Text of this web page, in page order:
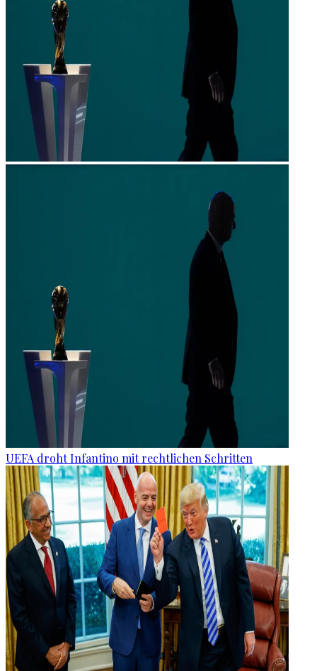
UEFA droht Infantino mit rechtlichen Schritten